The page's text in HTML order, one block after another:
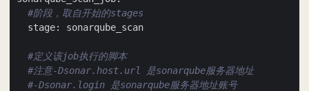
#阶段，取自开始的stages
#定义该job执行的脚本
#注意-Dsonar.host.url 是sonarqube服务器地址
#-Dsonar.login 是sonarqube服务器地址账号